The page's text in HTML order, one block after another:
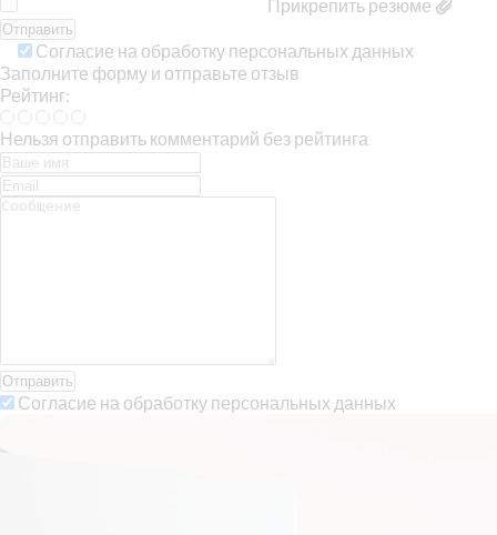
Прикрепить резюме
Согласие на обработку персональных данных
Заполните форму и отправьте отзыв
Рейтинг:
Нельзя отправить комментарий без рейтинга
Отправить
Согласие на обработку персональных данных